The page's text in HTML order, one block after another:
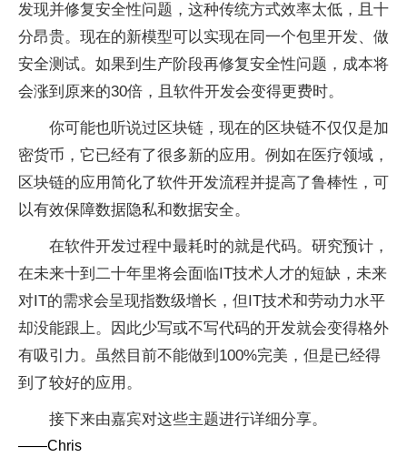
发现并修复安全性问题，这种传统方式效率太低，且十
分昂贵。现在的新模型可以实现在同一个包里开发、做
安全测试。如果到生产阶段再修复安全性问题，成本将
会涨到原来的30倍，且软件开发会变得更费时。
你可能也听说过区块链，现在的区块链不仅仅是加
密货币，它已经有了很多新的应用。例如在医疗领域，
区块链的应用简化了软件开发流程并提高了鲁棒性，可
以有效保障数据隐私和数据安全。
在软件开发过程中最耗时的就是代码。研究预计，
在未来十到二十年里将会面临IT技术人才的短缺，未来
对IT的需求会呈现指数级增长，但IT技术和劳动力水平
却没能跟上。因此少写或不写代码的开发就会变得格外
有吸引力。虽然目前不能做到100%完美，但是已经得
到了较好的应用。
接下来由嘉宾对这些主题进行详细分享。
——Chris